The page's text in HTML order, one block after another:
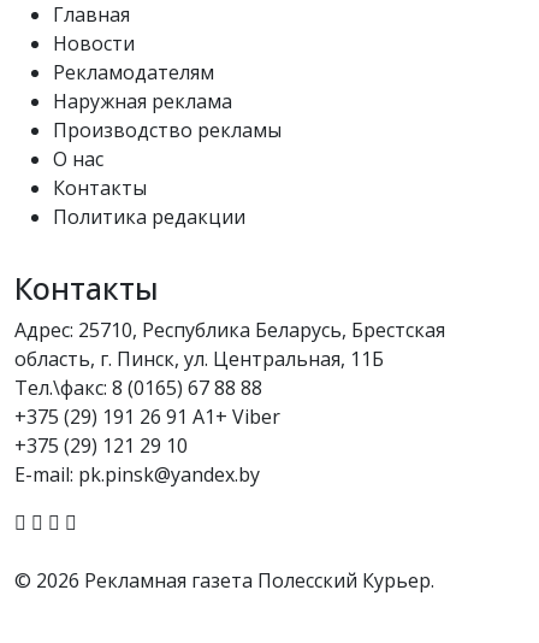
Главная
Новости
Рекламодателям
Наружная реклама
Производство рекламы
О нас
Контакты
Политика редакции
Контакты
Адрес: 25710, Республика Беларусь, Брестская
область, г. Пинск, ул. Центральная, 11Б
Тел.\факс: 8 (0165) 67 88 88
+375 (29) 191 26 91 A1+ Viber
+375 (29) 121 29 10
E-mail: pk.pinsk@yandex.by
© 2026 Рекламная газета Полесский Курьер.